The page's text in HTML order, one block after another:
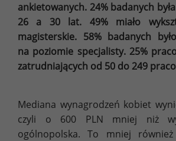
ankietowanych. 24% badanych
26 a 30 lat. 49% miało
magisterskie. 58% badanych
na poziomie specjalisty. 25%
zatrudniających od 50 do 249
Mediana wynagrodzeń kobiet
czyli o 600 PLN mniej niż
ogólnopolska. To mniej